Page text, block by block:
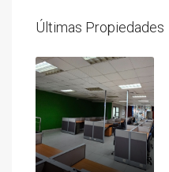
Últimas Propiedades